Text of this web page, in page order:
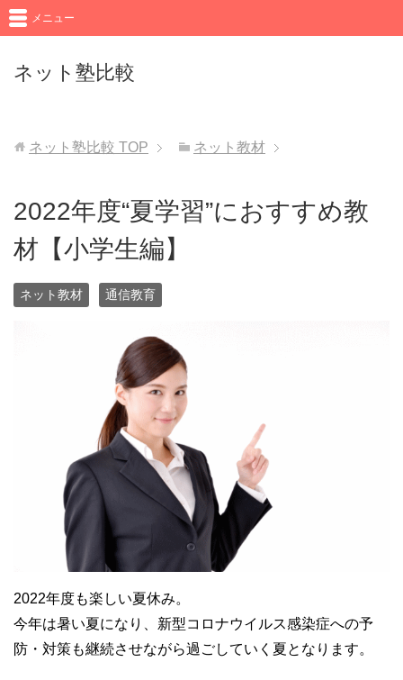
ネット塾比較
メニュー
ネット塾比較 TOP ネット教材
2022年度“夏学習”におすすめ教
材【小学生編】
ネット教材 通信教育
2022年度も楽しい夏休み。
今年は暑い夏になり、新型コロナウイルス感染症への予
防・対策も継続させながら過ごしていく夏となります。